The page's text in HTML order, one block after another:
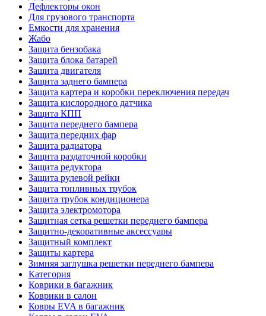
Дефлекторы окон
Для грузового транспорта
Емкости для хранения
Жабо
Защита бензобака
Защита блока батарей
Защита двигателя
Защита заднего бампера
Защита картера и коробки переключения передач
Защита кислородного датчика
Защита КПП
Защита переднего бампера
Защита передних фар
Защита радиатора
Защита раздаточной коробки
Защита редуктора
Защита рулевой рейки
Защита топливных трубок
Защита трубок кондиционера
Защита электромотора
Защитная сетка решетки переднего бампера
Защитно-декоративные аксессуары
Защитный комплект
Защиты картера
Зимняя заглушка решетки переднего бампера
Категория
Коврики в багажник
Коврики в салон
Ковры EVA в багажник